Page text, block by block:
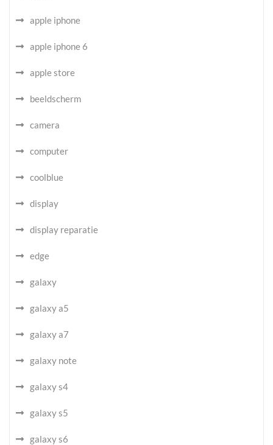
apple iphone
apple iphone 6
apple store
beeldscherm
camera
computer
coolblue
display
display reparatie
edge
galaxy
galaxy a5
galaxy a7
galaxy note
galaxy s4
galaxy s5
galaxy s6